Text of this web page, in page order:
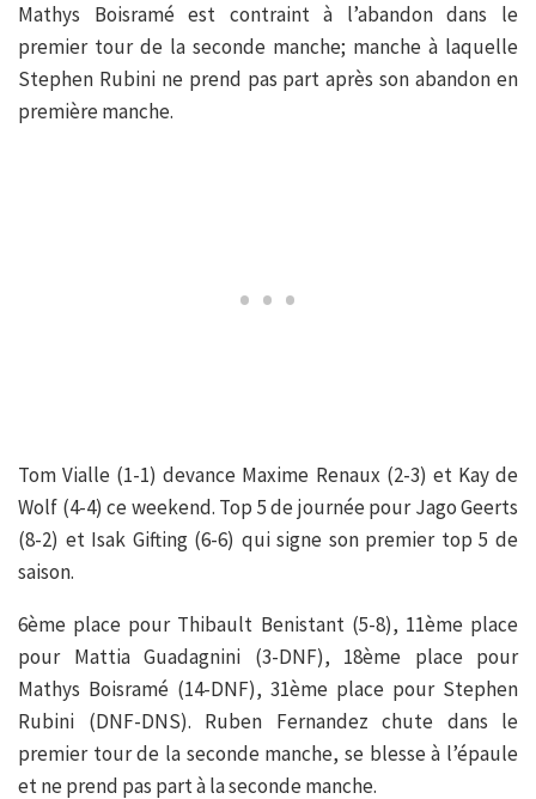
Mathys Boisramé est contraint à l’abandon dans le
premier tour de la seconde manche; manche à laquelle
Stephen Rubini ne prend pas part après son abandon en
première manche.
Tom Vialle (1-1) devance Maxime Renaux (2-3) et Kay de
Wolf (4-4) ce weekend. Top 5 de journée pour Jago Geerts
(8-2) et Isak Gifting (6-6) qui signe son premier top 5 de
saison.
6ème place pour Thibault Benistant (5-8), 11ème place
pour Mattia Guadagnini (3-DNF), 18ème place pour
Mathys Boisramé (14-DNF), 31ème place pour Stephen
Rubini (DNF-DNS). Ruben Fernandez chute dans le
premier tour de la seconde manche, se blesse à l’épaule
et ne prend pas part à la seconde manche.